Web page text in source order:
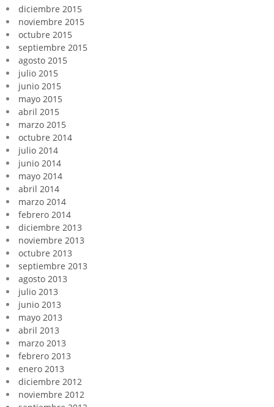
diciembre 2015
noviembre 2015
octubre 2015
septiembre 2015
agosto 2015
julio 2015
junio 2015
mayo 2015
abril 2015
marzo 2015
octubre 2014
julio 2014
junio 2014
mayo 2014
abril 2014
marzo 2014
febrero 2014
diciembre 2013
noviembre 2013
octubre 2013
septiembre 2013
agosto 2013
julio 2013
junio 2013
mayo 2013
abril 2013
marzo 2013
febrero 2013
enero 2013
diciembre 2012
noviembre 2012